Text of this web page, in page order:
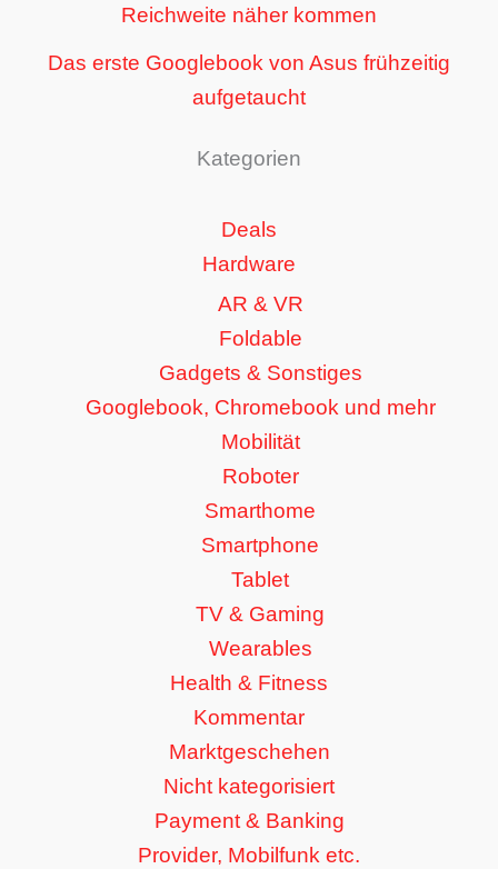
Reichweite näher kommen
Das erste Googlebook von Asus frühzeitig
aufgetaucht
Kategorien
Deals
Hardware
AR & VR
Foldable
Gadgets & Sonstiges
Googlebook, Chromebook und mehr
Mobilität
Roboter
Smarthome
Smartphone
Tablet
TV & Gaming
Wearables
Health & Fitness
Kommentar
Marktgeschehen
Nicht kategorisiert
Payment & Banking
Provider, Mobilfunk etc.